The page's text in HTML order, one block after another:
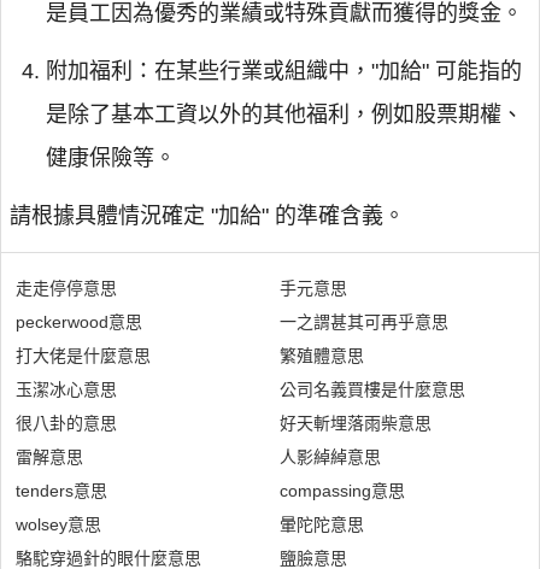
是員工因為優秀的業績或特殊貢獻而獲得的獎金。
附加福利：在某些行業或組織中，"加給" 可能指的
是除了基本工資以外的其他福利，例如股票期權、
健康保險等。
請根據具體情況確定 "加給" 的準確含義。
走走停停意思
peckerwood意思
打大佬是什麼意思
玉潔冰心意思
很八卦的意思
雷解意思
tenders意思
wolsey意思
駱駝穿過針的眼什麼意思
手元意思
一之謂甚其可再乎意思
繁殖體意思
公司名義買樓是什麼意思
好天斬埋落雨柴意思
人影綽綽意思
compassing意思
暈陀陀意思
鹽臉意思